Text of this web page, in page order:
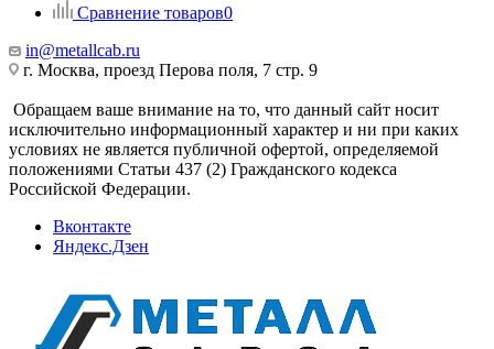
Сравнение товаров0
in@metallcab.ru
г. Москва, проезд Перова поля, 7 стр. 9
Обращаем ваше внимание на то, что данный сайт носит
исключительно информационный характер и ни при каких
условиях не является публичной офертой, определяемой
положениями Статьи 437 (2) Гражданского кодекса
Российской Федерации.
Вконтакте
Яндекс.Дзен